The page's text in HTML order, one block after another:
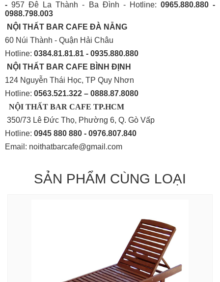
-957 Đê La Thành - Ba Đình - Hotline: 0965.880.880 -
0988.798.003
NỘI THẤT BAR CAFE ĐÀ NẴNG
60 Núi Thành - Quận Hải Châu
Hotline: 0384.81.81.81 - 0935.880.880
NỘI THẤT BAR CAFE BÌNH ĐỊNH
124 Nguyễn Thái Học, TP Quy Nhơn
Hotline: 0563.521.322 – 0888.87.8080
NỘI THẤT BAR CAFE TP.HCM
350/73 Lê Đức Thọ, Phường 6, Q. Gò Vấp
Hotline: 0945 880 880 - 0976.807.840
Email: noithatbarcafe@gmail.com
SẢN PHẨM CÙNG LOẠI